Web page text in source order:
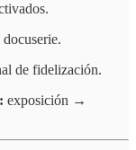
de fidelización.
exposición →